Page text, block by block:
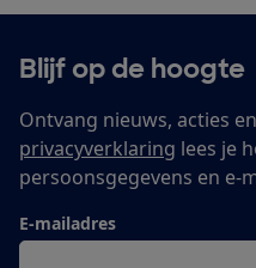
Blijf op de hoogte
Ontvang nieuws, acties
privacyverklaring lees je
persoonsgegevens en e-
E-mailadres